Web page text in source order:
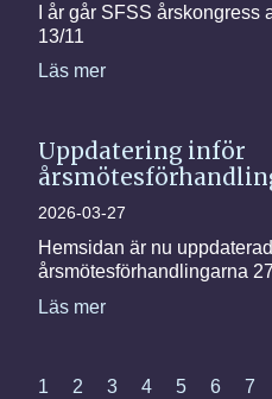
I år går SFSS
13/11
Läs mer
Uppdatering inför
2026-03-27
Hemsidan är nu
årsmötesförhandlingarna
Läs mer
1 2 3 4 5 6 7